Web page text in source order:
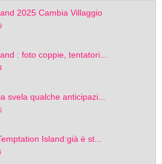
2025 Cambia Villaggio
: foto coppie, tentatori...
svela qualche anticipazi...
Island:già è st...